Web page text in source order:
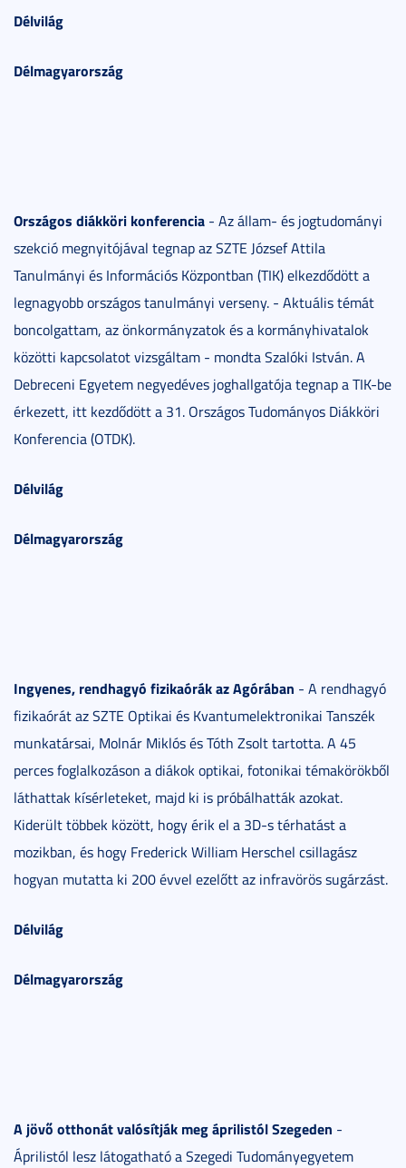
Délvilág
Délmagyarország
Országos diákköri konferencia - Az állam- és jogtudományi
szekció megnyitójával tegnap az SZTE József Attila
Tanulmányi és Információs Központban (TIK) elkezdődött a
legnagyobb országos tanulmányi verseny. - Aktuális témát
boncolgattam, az önkormányzatok és a kormányhivatalok
közötti kapcsolatot vizsgáltam - mondta Szalóki István. A
Debreceni Egyetem negyedéves joghallgatója tegnap a TIK-be
érkezett, itt kezdődött a 31. Országos Tudományos Diákköri
Konferencia (OTDK).
Délvilág
Délmagyarország
Ingyenes, rendhagyó fizikaórák az Agórában - A rendhagyó
fizikaórát az SZTE Optikai és Kvantumelektronikai Tanszék
munkatársai, Molnár Miklós és Tóth Zsolt tartotta. A 45
perces foglalkozáson a diákok optikai, fotonikai témakörökből
láthattak kísérleteket, majd ki is próbálhatták azokat.
Kiderült többek között, hogy érik el a 3D-s térhatást a
mozikban, és hogy Frederick William Herschel csillagász
hogyan mutatta ki 200 évvel ezelőtt az infravörös sugárzást.
Délvilág
Délmagyarország
A jövő otthonát valósítják meg áprilistól Szegeden -
Áprilistól lesz látogatható a Szegedi Tudományegyetem